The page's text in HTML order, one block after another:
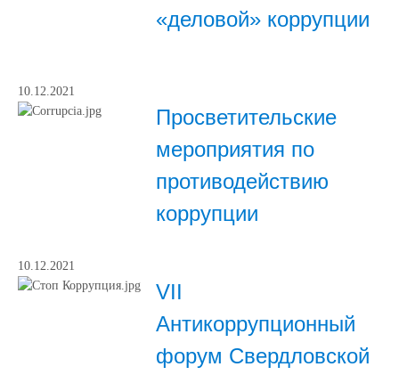
«деловой» коррупции
10.12.2021
Просветительские
мероприятия по
противодействию
коррупции
10.12.2021
VII
Антикоррупционный
форум Свердловской